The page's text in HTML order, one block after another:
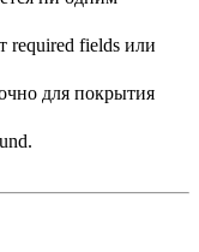
required fields или
для покрытия